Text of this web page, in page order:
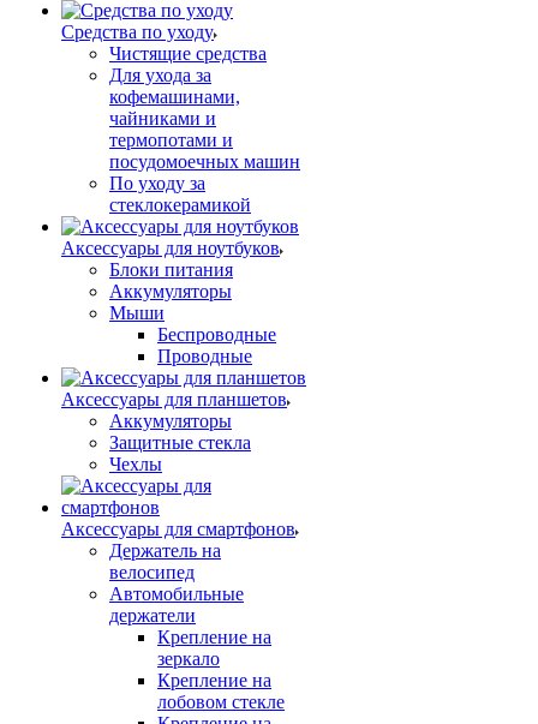
Средства по уходу
Чистящие средства
Для ухода за
кофемашинами,
чайниками и
термопотами и
посудомоечных машин
По уходу за
стеклокерамикой
Аксессуары для ноутбуков
Блоки питания
Аккумуляторы
Мыши
Беспроводные
Проводные
Аксессуары для планшетов
Аккумуляторы
Защитные стекла
Чехлы
Аксессуары для смартфонов
Держатель на
велосипед
Автомобильные
держатели
Крепление на
зеркало
Крепление на
лобовом стекле